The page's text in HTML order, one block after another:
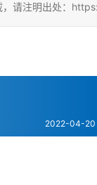
，请注明出处：
2022-04-20